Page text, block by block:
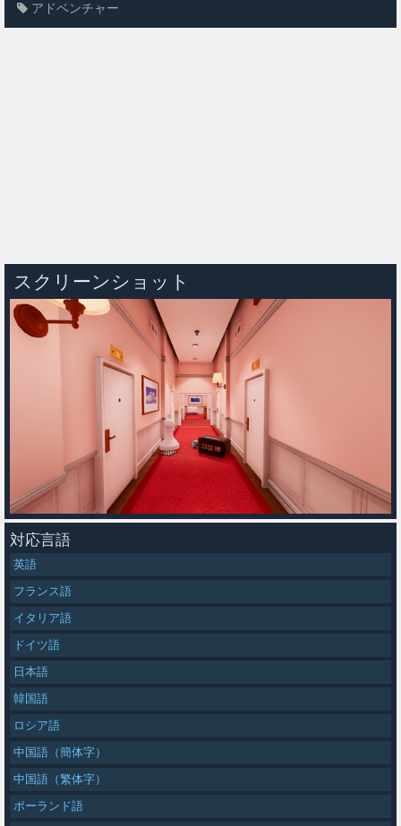
アドベンチャー
スクリーンショット
対応言語
英語
フランス語
イタリア語
ドイツ語
日本語
韓国語
ロシア語
中国語（簡体字）
中国語（繁体字）
ポーランド語